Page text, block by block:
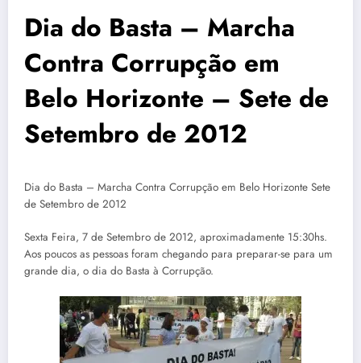
Dia do Basta – Marcha
Contra Corrupção em
Belo Horizonte – Sete de
Setembro de 2012
Dia do Basta – Marcha Contra Corrupção em Belo Horizonte Sete
de Setembro de 2012
Sexta Feira, 7 de Setembro de 2012, aproximadamente 15:30hs.
Aos poucos as pessoas foram chegando para preparar-se para um
grande dia, o dia do Basta à Corrupção.